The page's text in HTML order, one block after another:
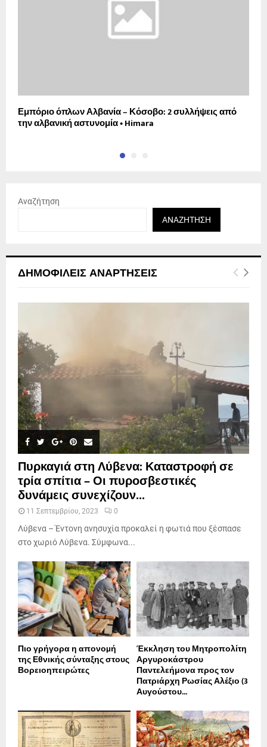
Εμπόριο όπλων Αλβανία – Κόσοβο: 2 συλλήψεις από
την αλβανική αστυνομία • Himara
Αναζήτηση
ΑΝΑΖΉΤΗΣΗ
ΔΗΜΟΦΙΛΕΊΣ ΑΝΑΡΤΉΣΕΙΣ
Πυρκαγιά στη Λύβενα: Καταστροφή σε
τρία σπίτια – Οι πυροσβεστικές
δυνάμεις συνεχίζουν...
11 Σεπτεμβρίου, 2023 0
Λύβενα – Έντονη ανησυχία προκαλεί η φωτιά που ξέσπασε
στο χωριό Λύβενα. Σύμφωνα...
Πιο γρήγορα η απονοµή
της Εθνικής σύνταξης στους
Βορειοηπειρώτες
Έκκληση του Μητροπολίτη
Αργυροκάστρου
Παντελεήμονα προς τον
Πατριάρχη Ρωσίας Αλέξιο (3
Αυγούστου...